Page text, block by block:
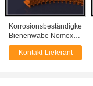
Korrosionsbeständigkeits-
Bienenwabe Nomex-
Kern, Aramid-
Bienenwaben-
Kontakt-Lieferant